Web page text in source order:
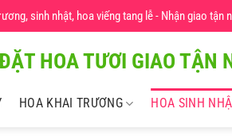
sinh nhật, hoa viếng tang lễ - Nhận giao tận
HOA TƯƠI GIAO TẬN
HOA KHAI TRƯƠNG HOA SINH